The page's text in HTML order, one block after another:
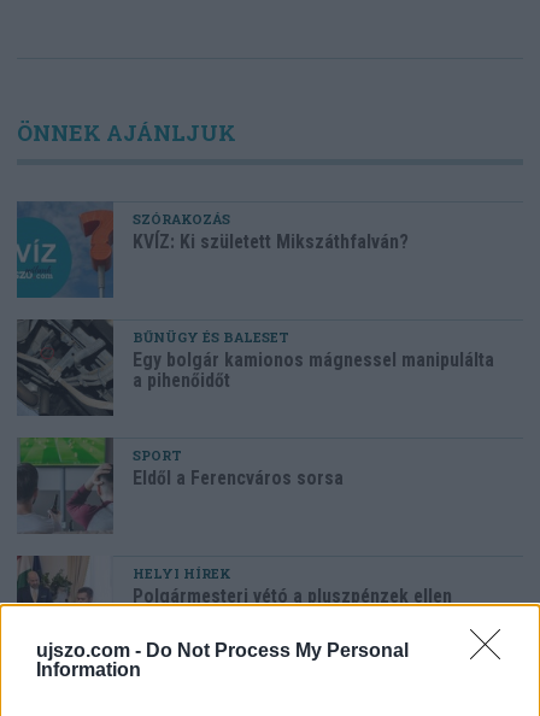
ujszo.com - Do Not Process My Personal
Information
ÖNNEK AJÁNLJUK
SZÓRAKOZÁS
KVÍZ: Ki született Mikszáthfalván?
BŰNÜGY ÉS BALESET
Egy bolgár kamionos mágnessel manipulálta
a pihenőidőt
SPORT
Eldől a Ferencváros sorsa
HELYI HÍREK
Polgármesteri vétó a pluszpénzek ellen